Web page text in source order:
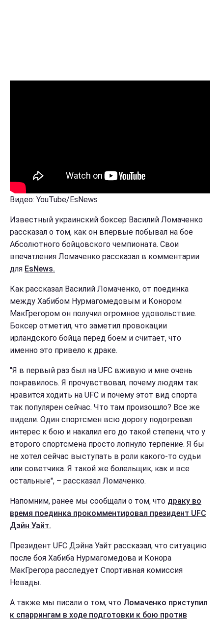
Видео: YouTube/EsNews
Известный украинский боксер Василий Ломаченко
рассказал о том, как он впервые побывал на бое
Абсолютного бойцовского чемпионата. Свои
впечатления Ломаченко рассказал в комментарии
для EsNews.
Как рассказал Василий Ломаченко, от поединка
между Хабибом Нурмагомедовым и Конором
МакГрегором он получил огромное удовольствие.
Боксер отметил, что заметил провокации
ирландского бойца перед боем и считает, что
именно это привело к драке.
"Я в первый раз был на UFC вживую и мне очень
понравилось. Я прочувствовал, почему людям так
нравится ходить на UFC и почему этот вид спорта
так популярен сейчас. Что там произошло? Все же
видели. Один спортсмен всю дорогу подогревал
интерес к бою и накалил его до такой степени, что у
второго спортсмена просто лопнуло терпение. Я бы
не хотел сейчас выступать в роли какого-то судьи
или советчика. Я такой же болельщик, как и все
остальные", – рассказал Ломаченко.
Напомним, ранее мы сообщали о том, что драку во
время поединка прокомментировал президент UFC
Дэйн Уайт.
Президент UFC Дэйна Уайт рассказал, что ситуацию
после боя Хабиба Нурмагомедова и Конора
МакГрегора расследует Спортивная комиссия
Невады.
А также мы писали о том, что Ломаченко приступил
к спаррингам в ходе подготовки к бою против